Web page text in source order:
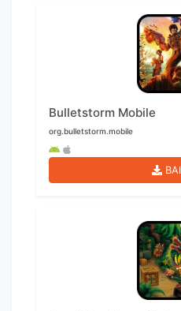
Bulletstorm Mobile
org.bulletstorm.mobile